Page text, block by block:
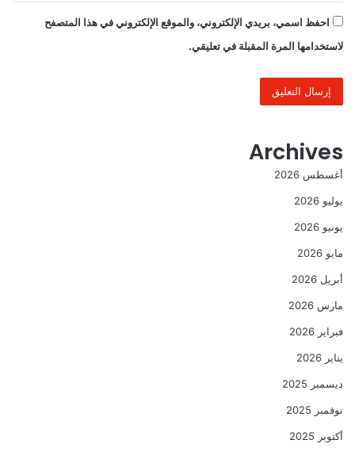
احفظ اسمي، بريدي الإلكتروني، والموقع الإلكتروني في هذا المتصفح
لاستخدامها المرة المقبلة في تعليقي.
Archives
أغسطس 2026
يوليو 2026
يونيو 2026
مايو 2026
أبريل 2026
مارس 2026
فبراير 2026
يناير 2026
ديسمبر 2025
نوفمبر 2025
أكتوبر 2025